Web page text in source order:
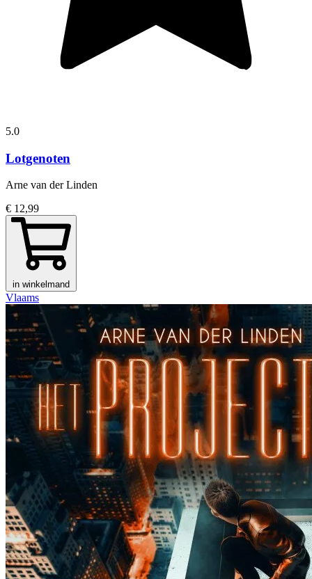
5.0
Lotgenoten
Arne van der Linden
€ 12,99
in winkelmand
Vlaams